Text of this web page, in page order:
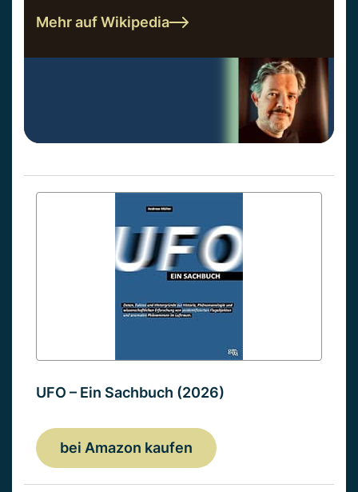
Mehr auf Wikipedia
UFO – Ein Sachbuch (2026)
bei Amazon kaufen